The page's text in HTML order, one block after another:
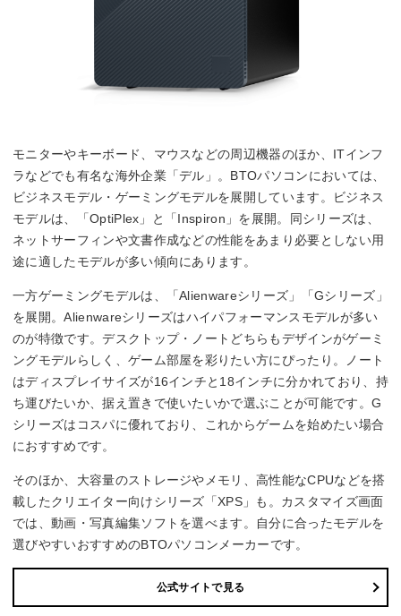
モニターやキーボード、マウスなどの周辺機器のほか、ITインフ
ラなどでも有名な海外企業「デル」。BTOパソコンにおいては、
ビジネスモデル・ゲーミングモデルを展開しています。ビジネス
モデルは、「OptiPlex」と「Inspiron」を展開。同シリーズは、
ネットサーフィンや文書作成などの性能をあまり必要としない用
途に適したモデルが多い傾向にあります。
一方ゲーミングモデルは、「Alienwareシリーズ」「Gシリーズ」
を展開。Alienwareシリーズはハイパフォーマンスモデルが多い
のが特徴です。デスクトップ・ノートどちらもデザインがゲーミ
ングモデルらしく、ゲーム部屋を彩りたい方にぴったり。ノート
はディスプレイサイズが16インチと18インチに分かれており、持
ち運びたいか、据え置きで使いたいかで選ぶことが可能です。G
シリーズはコスパに優れており、これからゲームを始めたい場合
におすすめです。
そのほか、大容量のストレージやメモリ、高性能なCPUなどを搭
載したクリエイター向けシリーズ「XPS」も。カスタマイズ画面
では、動画・写真編集ソフトを選べます。自分に合ったモデルを
選びやすいおすすめのBTOパソコンメーカーです。
公式サイトで見る